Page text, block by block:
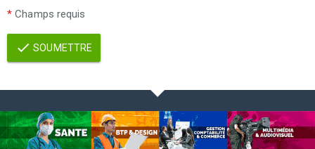
* Champs requis
SOUMETTRE